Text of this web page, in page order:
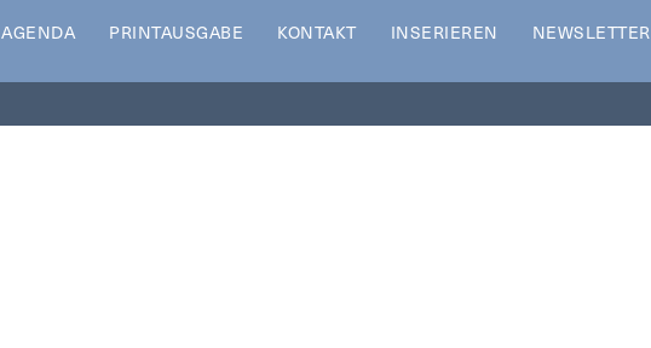
AGENDA PRINTAUSGABE KONTAKT INSERIEREN NEWSLETTER